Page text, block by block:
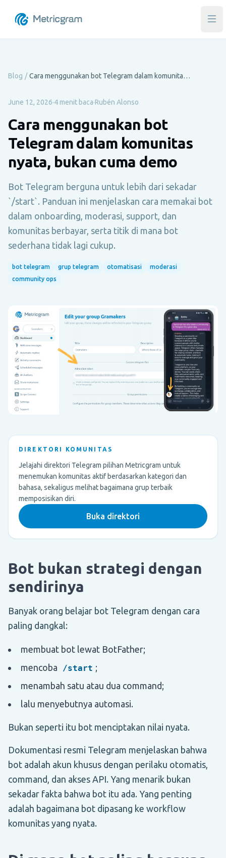
Blog / Cara menggunakan bot Telegram dalam komunitas nyata, bukan cuma demo
June 12, 2026·4 menit baca·Rubén Alonso
Cara menggunakan bot
Telegram dalam komunitas
nyata, bukan cuma demo
Bot Telegram berguna untuk lebih dari sekadar
`/start`. Panduan ini menjelaskan cara memakai bot
dalam onboarding, moderasi, support, dan
komunitas berbayar, serta titik di mana bot
sederhana tidak lagi cukup.
bot telegram grup telegram otomatisasi
moderasi
community ops
DIREKTORI KOMUNITAS
Jelajahi direktori Telegram pilihan Metricgram untuk
menemukan komunitas aktif berdasarkan kategori dan
bahasa, sekaligus melihat bagaimana grup terbaik
memposisikan diri.
Buka direktori
Bot bukan strategi dengan
sendirinya
Banyak orang belajar bot Telegram dengan cara
paling dangkal:
membuat bot lewat BotFather;
mencoba
/start ;
menambah satu atau dua command;
lalu menyebutnya automasi.
Bukan seperti itu bot menciptakan nilai nyata.
Dokumentasi resmi Telegram menjelaskan bahwa
bot adalah akun khusus dengan perilaku otomatis,
command, dan akses API. Yang menarik bukan
sekadar fakta bahwa bot itu ada. Yang penting
adalah bagaimana bot dipasang ke workflow
komunitas yang nyata.